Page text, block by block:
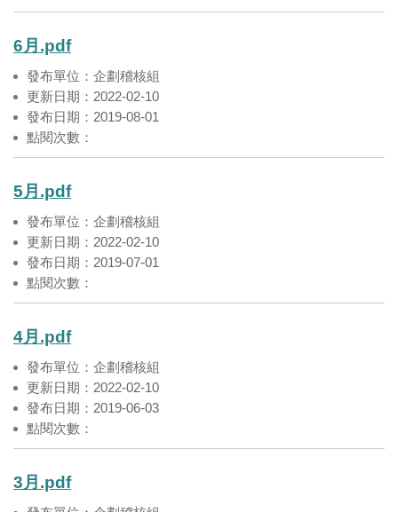
6月.pdf
發布單位：企劃稽核組
更新日期：2022-02-10
發布日期：2019-08-01
點閱次數：
5月.pdf
發布單位：企劃稽核組
更新日期：2022-02-10
發布日期：2019-07-01
點閱次數：
4月.pdf
發布單位：企劃稽核組
更新日期：2022-02-10
發布日期：2019-06-03
點閱次數：
3月.pdf